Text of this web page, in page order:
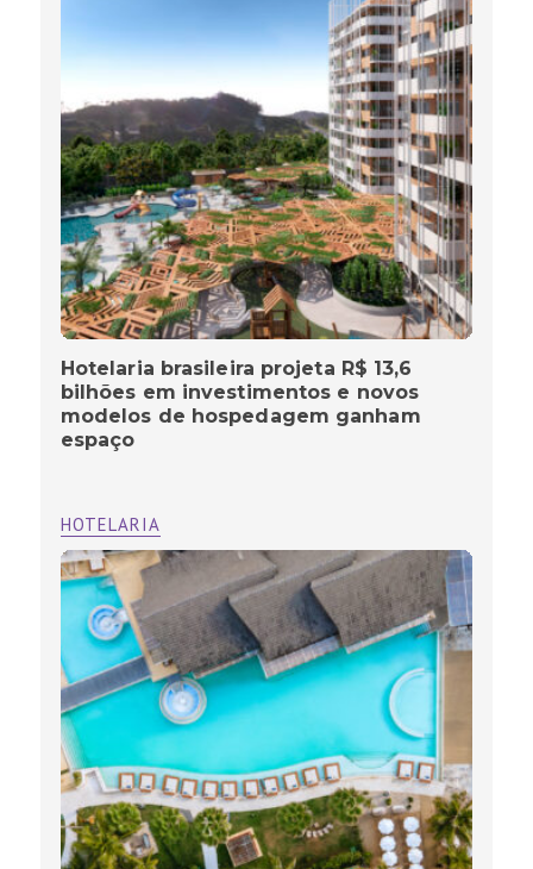
Hotelaria brasileira projeta R$ 13,6
bilhões em investimentos e novos
modelos de hospedagem ganham
espaço
HOTELARIA